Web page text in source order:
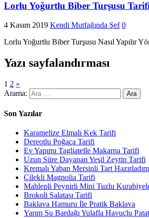
Lorlu Yoğurtlu Biber Turşusu Tarifi
4 Kasım 2019 Kendi Mutfağında Şef 0
Lorlu Yoğurtlu Biber Turşusu Nasıl Yapılır
Yazı sayfalandırması
1 2 »
Arama:
Son Yazılar
Karamelize Elmalı Kek Tarifi
Dereotlu Poğaça Tarifi
Ev Yapımı Tagliatelle Makarna Tarifi
Uzun Süre Dayanan Yeşil Zeytin Tarifi
Kremalı Yaban Mersinli Tart Hazırladım
Çilekli Magnolia Tarifi
Mahlepli Peynirli Mini Tuzlu
Brokoli Salatası Tarifi
Baklava Hamuru İle Pratik Baklava
Yarım Su Bardağı Yulafla Havuçlu